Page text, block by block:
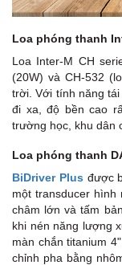
Loa phóng thanh
Loa Inter-M CH
(20W) và CH-532
trời. Với tính năng
đi xa, độ bền cao
trường học, khu dân
Loa phóng thanh
BiDriver Plus được
một transducer hình
châm lớn và tấm
khi nén năng lượng
màn chắn titanium
chỉnh pha bằng